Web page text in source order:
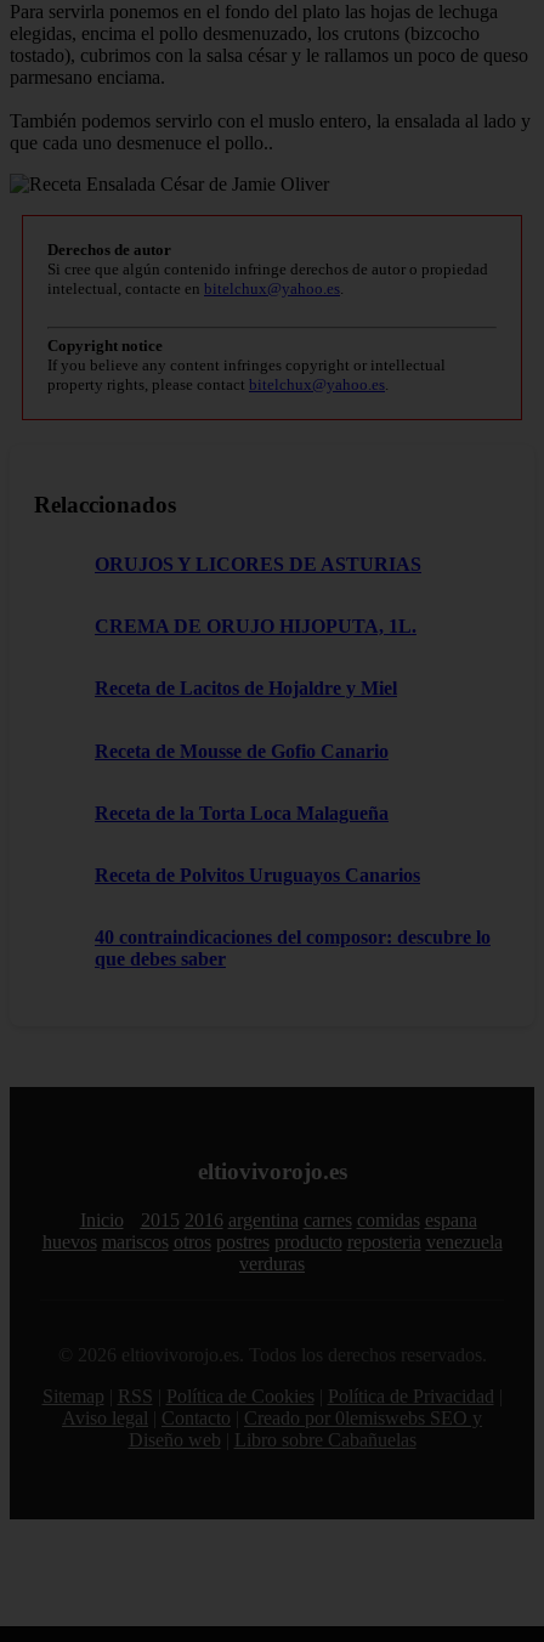
Para servirla ponemos en el fondo del plato las hojas de lechuga
elegidas, encima el pollo desmenuzado, los crutons (bizcocho
tostado), cubrimos con la salsa césar y le rallamos un poco de queso
parmesano enciama.
También podemos servirlo con el muslo entero, la ensalada al lado y
que cada uno desmenuce el pollo..
Derechos de autor
Si cree que algún contenido infringe derechos de autor o propiedad
intelectual, contacte en bitelchux@yahoo.es.
Copyright notice
If you believe any content infringes copyright or intellectual
property rights, please contact bitelchux@yahoo.es.
Relaccionados
ORUJOS Y LICORES DE ASTURIAS
CREMA DE ORUJO HIJOPUTA, 1L.
Receta de Lacitos de Hojaldre y Miel
Receta de Mousse de Gofio Canario
Receta de la Torta Loca Malagueña
Receta de Polvitos Uruguayos Canarios
40 contraindicaciones del composor: descubre lo
que debes saber
eltiovivorojo.es
Inicio 2015 2016 argentina carnes comidas espana
huevos mariscos otros postres producto reposteria venezuela
verduras
© 2026 eltiovivorojo.es. Todos los derechos reservados.
Sitemap
RSS Política de Cookies Política de Privacidad
Aviso legal
Contacto
Creado por 0lemiswebs SEO y
Diseño web
Libro sobre Cabañuelas